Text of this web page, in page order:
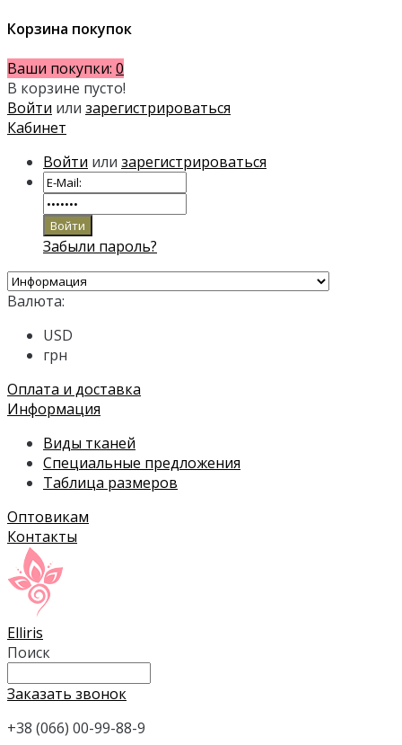
Корзина покупок
Ваши покупки: 0
В корзине пусто!
Войти или зарегистрироваться
Кабинет
Войти или зарегистрироваться
Забыли пароль?
Валюта:
USD
грн
Оплата и доставка
Информация
Виды тканей
Специальные предложения
Таблица размеров
Оптовикам
Контакты
Elliris
Поиск
Заказать звонок
+38 (066) 00-99-88-9